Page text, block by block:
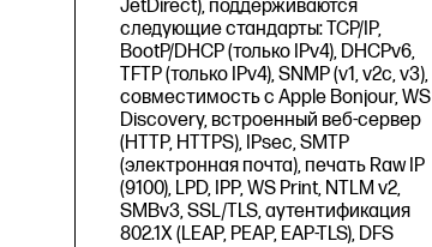
JetDirect), поддерживаются
следующие стандарты: TCP/IP,
BootP/DHCP (только IPv4), DHCPv6,
TFTP (только IPv4), SNMP (v1, v2c, v3),
совместимость с Apple Bonjour, WS
Discovery, встроенный веб-сервер
(HTTP, HTTPS), IPsec, SMTP
(электронная почта), печать Raw IP
(9100), LPD, IPP, WS Print, NTLM v2,
SMBv3, SSL/TLS, аутентификация
802.1X (LEAP, PEAP, EAP-TLS), DFS